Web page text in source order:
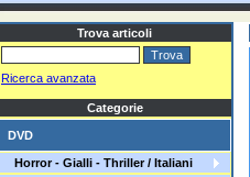
Trova articoli
Ricerca avanzata
Categorie
DVD
Horror - Gialli - Thriller / Italiani